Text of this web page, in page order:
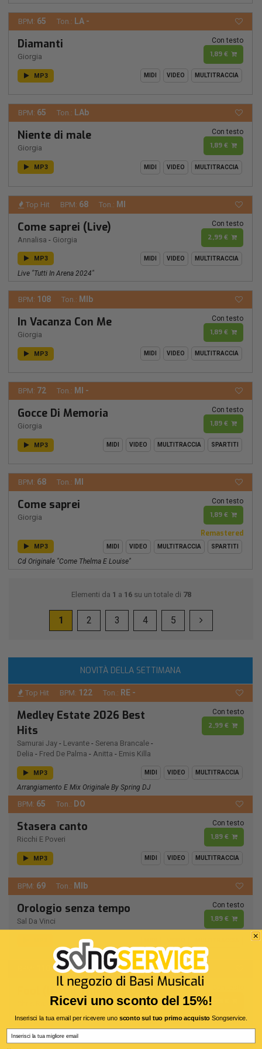
BPM: 65 Ton.: LA -
Diamanti
Giorgia
Con testo
1,89 €
MP3 MIDI VIDEO MULTITRACCIA
BPM: 65 Ton.: LAb
Niente di male
Giorgia
Con testo
1,89 €
MP3 MIDI VIDEO MULTITRACCIA
Top Hit BPM: 68 Ton.: MI
Come saprei (Live)
Annalisa - Giorgia
Con testo
2,99 €
MP3 MIDI VIDEO MULTITRACCIA
Live "Tutti In Arena 2024"
BPM: 108 Ton.: MIb
In Vacanza Con Me
Giorgia
Con testo
1,89 €
MP3 MIDI VIDEO MULTITRACCIA
BPM: 72 Ton.: MI -
Gocce Di Memoria
Giorgia
Con testo
1,89 €
MP3 MIDI VIDEO MULTITRACCIA SPARTITI
BPM: 68 Ton.: MI
Come saprei
Giorgia
Con testo
1,89 €
Remastered
MP3 MIDI VIDEO MULTITRACCIA SPARTITI
Cd Originale "Come Thelma E Louise"
Elementi da 1 a 16su un totale di 78
1 2 3 4 5
NOVITÀ DELLA SETTIMANA
Top Hit BPM: 122 Ton.: RE -
Medley Estate 2026 Best
Hits
Samurai Jay - Levante - Serena Brancale -
Delia - Fred De Palma - Anitta - Emis Killa
Con testo
2,99 €
MP3 MIDI VIDEO MULTITRACCIA
Arrangiamento E Mix Originale By Spring DJ
BPM: 65 Ton.: DO
Stasera canto
Ricchi E Poveri
Con testo
1,89 €
MP3 MIDI VIDEO MULTITRACCIA
BPM: 69 Ton.: MIb
Orologio senza tempo
Sal Da Vinci
Con testo
1,89 €
Ton.:RE
Fool (If You Think It's Over)
1,89 €
MP3 MIDI VIDEO MULTITRACCIA
Ricevi uno sconto del 15%!
Inserisci la tua email per ricevere uno sconto sul tuo primo acquistoSongservice.